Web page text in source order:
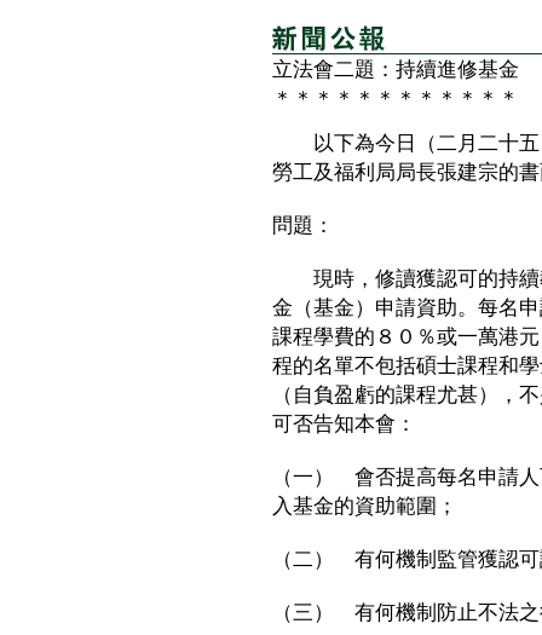
立法會二題：持續進修基金
＊＊＊＊＊＊＊＊＊＊＊＊
以下為今日（二月二十五
勞工及福利局局長張建宗的
問題：
現時，修讀獲認可的持續
金（基金）申請資助。每名
課程學費的８０％或一萬港
程的名單不包括碩士課程和
（自負盈虧的課程尤甚），
可否告知本會：
（一） 會否提高每名申請
入基金的資助範圍；
（二） 有何機制監管獲認
（三） 有何機制防止不法